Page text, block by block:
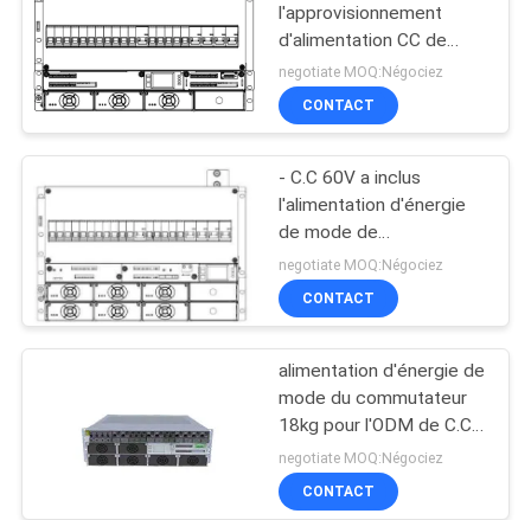
DEMANDEZ
UNE
CITATION
PLAN
DU
SITE
PRIVACY
Cabinet d'énergie
générateur diesel
71
l'approvisionnement
d'alimentation CC de
LionRock Smps 267mm
pour l'équipement de
transmission
negotiate MOQ:Négociez
CONTACT
- C.C 60V a inclus
l'alimentation d'énergie
de mode de
commutateur, ODM
d'OEM de C.C Smps
LionRock à C.A.
negotiate MOQ:Négociez
CONTACT
alimentation d'énergie de
mode du commutateur
18kg pour l'ODM de C.C
incorporé 300A du
système -58V
negotiate MOQ:Négociez
CONTACT